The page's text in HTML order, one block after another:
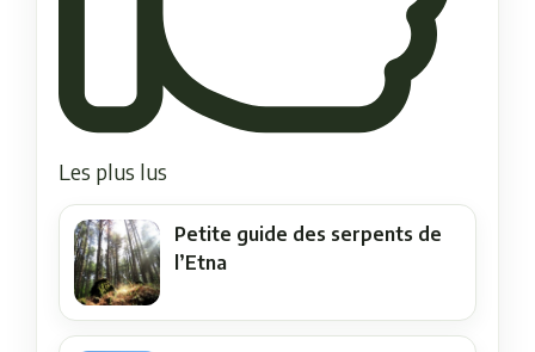
Les plus lus
Petite guide des serpents de
l’Etna